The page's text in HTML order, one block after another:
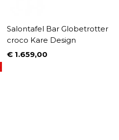
Salontafel Bar Globetrotter
croco Kare Design
Prijs
€ 1.659,00